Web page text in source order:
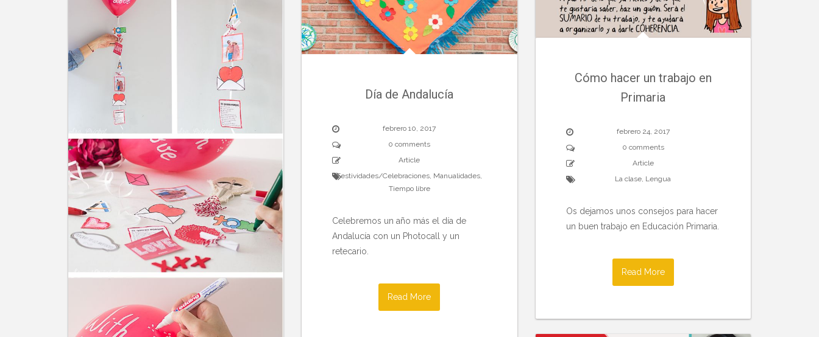
Cómo hacer un trabajo en
Primaria
febrero 24, 2017
0 comments
Article
La clase, Lengua
Os dejamos unos consejos para hacer
un buen trabajo en Educación Primaria.
Read More
Día de Andalucía
febrero 10, 2017
0 comments
Article
Festividades/Celebraciones, Manualidades,
Tiempo libre
Celebremos un año más el día de
Andalucía con un Photocall y un
retecario.
Read More